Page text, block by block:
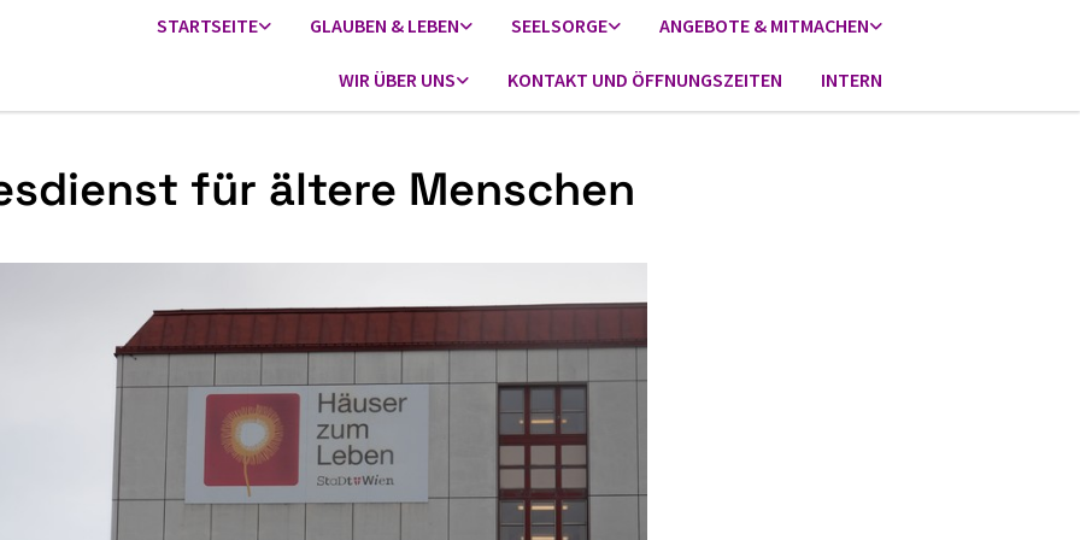
STARTSEITE GLAUBEN & LEBEN SEELSORGE ANGEBOTE & MITMACHEN
WIR ÜBER UNS KONTAKT UND ÖFFNUNGSZEITEN INTERN
für ältere Menschen